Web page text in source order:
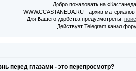
Добро пожаловать на
WWW.CCASTANEDA.RU - архив
Для Вашего удобства предусмотрены:
Действует Telegram канал
перед глазами - это перепросмотр?